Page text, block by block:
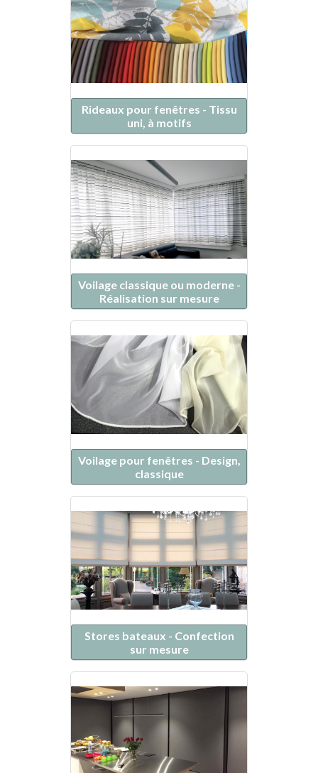
Rideaux pour fenêtres - Tissu
uni, à motifs
Voilage classique ou moderne -
Réalisation sur mesure
Voilage pour fenêtres - Design,
classique
Stores bateaux - Confection
sur mesure